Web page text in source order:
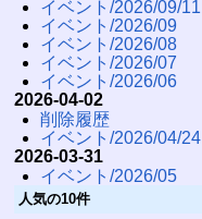
イベント/2026/09/11
イベント/2026/09
イベント/2026/08
イベント/2026/07
イベント/2026/06
2026-04-02
削除履歴
イベント/2026/04/24
2026-03-31
イベント/2026/05
人気の10件